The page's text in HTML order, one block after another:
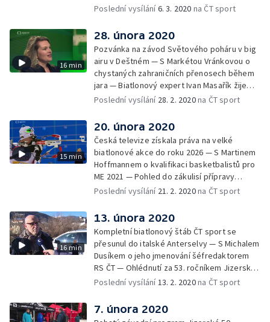
tentokráte i s reportážním týmem ČT —
následujícího týdne
Poslední vysílání6. 3. 2020 na ČT sport
16 min
28. února 2020
Pozvánka na závod Světového poháru v big
airu v Deštném — S Markétou Vránkovou o
chystaných zahraničních přenosech během
jara — Biatlonový expert Ivan Masařík žije
tímto sportem i mimo TV obrazovku —
následujícího týdne
Poslední vysílání 28. 2. 2020na ČT sport
15 min
20. února 2020
Česká televize získala práva na velké
biatlonové akce do roku 2026 — S Martinem
Hoffmannem o kvalifikaci basketbalistů pro
ME 2021 — Pohled do zákulisí přípravy
podcastů na webu ČT sport — Upoutávka na
Poslední vysílání 21. 2. 2020na ČT sport
16 min
13. února 2020
Kompletní biatlonový štáb ČT sport se
přesunul do italské Anterselvy — S Michalem
Dusíkem o jeho jmenování šéfredaktorem
RS ČT — Ohlédnutí za 53. ročníkem Jizerské
padesátky — Upoutávka na nejzajímavější
Poslední vysílání13. 2. 2020na ČT sport
7. února 2020